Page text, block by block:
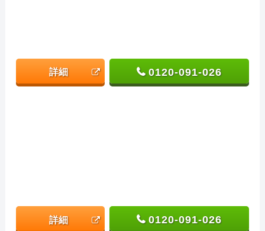
詳細 0120-091-026
詳細 0120-091-026